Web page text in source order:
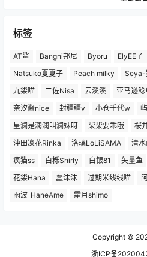
标签
AT鲨 Bangni邦尼 Byoru ElyEE子
Natsuko夏夏子
Peach milky Seya-
九柒喵
二佐Nisa 云溪溪 亚马逊鲶
奈汐酱nice
封疆疆v 小仓千代w
星澜是澜澜叫澜妹呀
柒柒要乖哦 桜
沖田凜花Rinka
洛璃LoLiSAMA 清
疯猫ss
白栎Shirly 白银81 矢量鱼
花柒Hana
蠢沫沫 过期米线线喵
雨波_HaneAme
霜月shimo
Copyright ©
浙ICP备